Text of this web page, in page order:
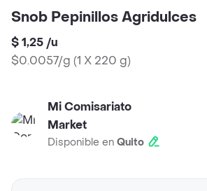
Snob Pepinillos Agridulces
$ 1,25 /u
$0.0057/g (1 X 220 g)
Mi Comisariato
Market
Disponible en Quito